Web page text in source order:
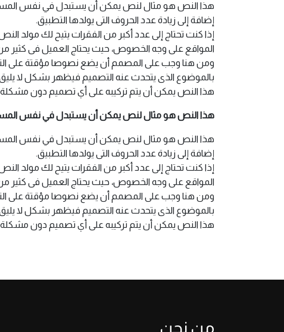
هذا النص هو مثال لنص يمكن أن يستبدل في نفس
إضافة إلى زيادة عدد الحروف التى يولدها التطبيق.
إذا كنت تحتاج إلى عدد أكبر من الفقرات يتيح لك مولد
المواقع على وجه الخصوص، حيث يحتاج العميل فى كثير
ومن هنا وجب على المصمم أن يضع نصوصا مؤقتة على
بالموضوع الذى يتحدث عنه التصميم فيظهر بشكل لا
هذا النص يمكن أن يتم تركيبه على أي تصميم دون مشكلة
هذا النص هو مثال لنص يمكن أن يستبدل في نفس
هذا النص هو مثال لنص يمكن أن يستبدل في نفس
إضافة إلى زيادة عدد الحروف التى يولدها التطبيق.
إذا كنت تحتاج إلى عدد أكبر من الفقرات يتيح لك مولد
المواقع على وجه الخصوص، حيث يحتاج العميل فى كثير
ومن هنا وجب على المصمم أن يضع نصوصا مؤقتة على
بالموضوع الذى يتحدث عنه التصميم فيظهر بشكل لا
هذا النص يمكن أن يتم تركيبه على أي تصميم دون مشكلة
من نحن